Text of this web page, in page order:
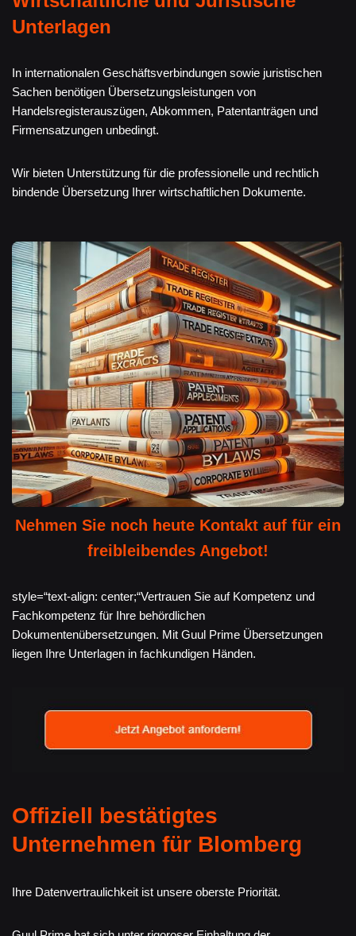
Unterlagen
In internationalen Geschäftsverbindungen sowie juristischen
Sachen benötigen Übersetzungsleistungen von
Handelsregisterauszügen, Abkommen, Patentanträgen und
Firmensatzungen unbedingt.
Wir bieten Unterstützung für die professionelle und rechtlich
bindende Übersetzung Ihrer wirtschaftlichen Dokumente.
Nehmen Sie noch heute Kontakt auf für ein
freibleibendes Angebot!
style=“text-align: center;“Vertrauen Sie auf Kompetenz und
Fachkompetenz für Ihre behördlichen
Dokumentenübersetzungen. Mit Guul Prime Übersetzungen
liegen Ihre Unterlagen in fachkundigen Händen.
Offiziell bestätigtes
Unternehmen für Blomberg
Ihre Datenvertraulichkeit ist unsere oberste Priorität.